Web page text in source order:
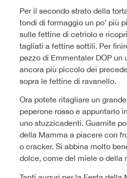
Per il secondo strato della
tondi di formaggio un po’ più
sulle fettine di cetriolo e
tagliati a fettine sottili. Per
pezzo di Emmentaler DOP un
ancora più piccolo dei
sopra le fettine di ravanello.
Ora potete ritagliare un
peperone rosso e appuntarlo
uno stuzzicadenti. Guarnite
della Mamma a piacere con
o cracker. Si abbina molto
dolce, come del miele o della